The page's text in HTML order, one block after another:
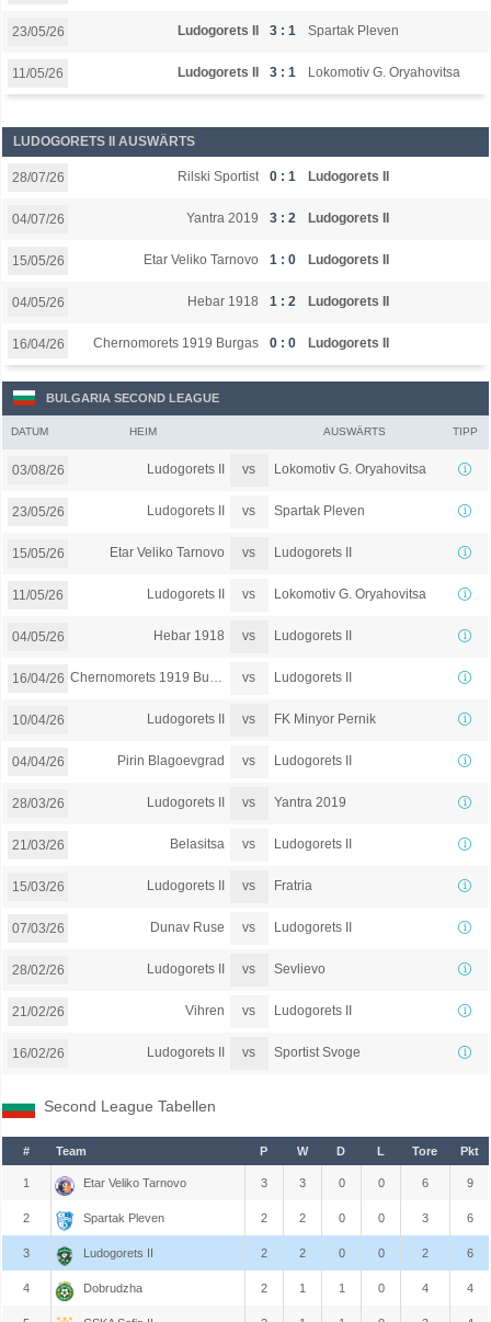
23/05/26 Ludogorets II 3 : 1 Spartak Pleven
11/05/26 Ludogorets II 3 : 1 Lokomotiv G. Oryahovitsa
LUDOGORETS II AUSWÄRTS
28/07/26 Rilski Sportist 0 : 1 Ludogorets II
04/07/26 Yantra 2019 3 : 2 Ludogorets II
15/05/26 Etar Veliko Tarnovo 1 : 0 Ludogorets II
04/05/26 Hebar 1918 1 : 2 Ludogorets II
16/04/26 Chernomorets 1919 Burgas 0 : 0 Ludogorets II
BULGARIA SECOND LEAGUE
DATUM HEIM AUSWÄRTS TIPP
03/08/26 Ludogorets II vs Lokomotiv G. Oryahovitsa
23/05/26 Ludogorets II vs Spartak Pleven
15/05/26 Etar Veliko Tarnovo vs Ludogorets II
11/05/26 Ludogorets II vs Lokomotiv G. Oryahovitsa
04/05/26 Hebar 1918 vs Ludogorets II
16/04/26 Chernomorets 1919 Burgas vs Ludogorets II
10/04/26 Ludogorets II vs FK Minyor Pernik
04/04/26 Pirin Blagoevgrad vs Ludogorets II
28/03/26 Ludogorets II vs Yantra 2019
21/03/26 Belasitsa vs Ludogorets II
15/03/26 Ludogorets II vs Fratria
07/03/26 Dunav Ruse vs Ludogorets II
28/02/26 Ludogorets II vs Sevlievo
21/02/26 Vihren vs Ludogorets II
16/02/26 Ludogorets II vs Sportist Svoge
Second League Tabellen
# Team P W D L Tore Pkt
1 Etar Veliko Tarnovo 3 3 0 0 6 9
2 Spartak Pleven 2 2 0 0 3 6
3 Ludogorets II 2 2 0 0 2 6
4 Dobrudzha 2 1 1 0 4 4